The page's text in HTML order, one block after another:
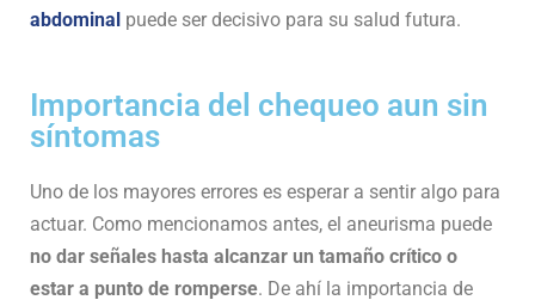
abdominal puede ser decisivo para su salud futura.
Importancia del chequeo aun sin
síntomas
Uno de los mayores errores es esperar a sentir algo para
actuar. Como mencionamos antes, el aneurisma puede
no dar señales hasta alcanzar un tamaño crítico o
estar a punto de romperse. De ahí la importancia de